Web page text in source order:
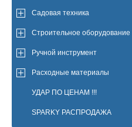
Садовая техника
Строительное оборудование
Ручной инструмент
Расходные материалы
УДАР ПО ЦЕНАМ !!!
SPARKY РАСПРОДАЖА